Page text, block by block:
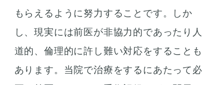
もらえるように努力することです。しか
し、現実には前医が非協力的であったり人
道的、倫理的に許し難い対応をすることも
あります。当院で治療をするにあたって必